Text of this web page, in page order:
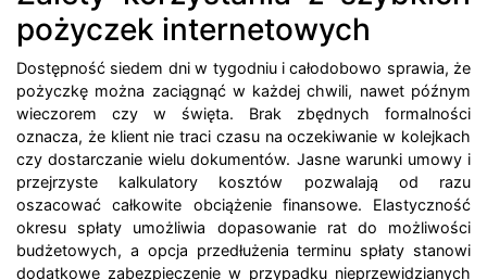
pożyczek internetowych
Dostępność siedem dni w tygodniu i całodobowo sprawia, że
pożyczkę można zaciągnąć w każdej chwili, nawet późnym
wieczorem czy w święta. Brak zbędnych formalności
oznacza, że klient nie traci czasu na oczekiwanie w kolejkach
czy dostarczanie wielu dokumentów. Jasne warunki umowy i
przejrzyste kalkulatory kosztów pozwalają od razu
oszacować całkowite obciążenie finansowe. Elastyczność
okresu spłaty umożliwia dopasowanie rat do możliwości
budżetowych, a opcja przedłużenia terminu spłaty stanowi
dodatkowe zabezpieczenie w przypadku nieprzewidzianych